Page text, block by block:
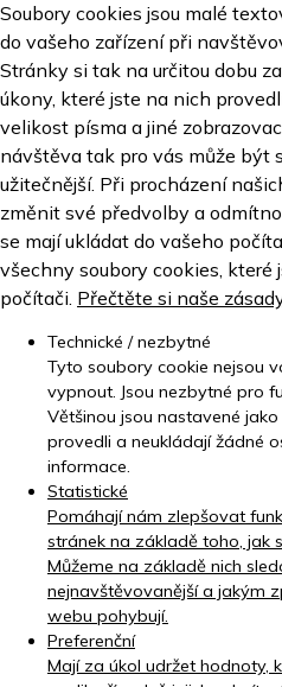
Soubory cookies jsou malé
do vašeho zařízení při
Stránky si tak na určitou dobu
úkony, které jste na nich
velikost písma a jiné
návštěva tak pro vás může být
užitečnější. Při procházení
změnit své předvolby a
se mají ukládat do vašeho
všechny soubory cookies, které
počítači. Přečtěte si naše
Technické / nezbytné
Tyto soubory cookie nejsou
vypnout. Jsou nezbytné pro
Většinou jsou nastavené
provedli a neukládají žádné
informace.
Statistické
Pomáhají nám zlepšovat
stránek na základě toho, jak
Můžeme na základě nich
nejnavštěvovanější a jakým
webu pohybují.
Preferenční
Mají za úkol udržet hodnoty,